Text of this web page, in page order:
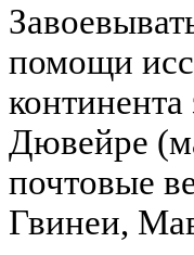
помощи
Дювейре
почтовые
Гвинеи,